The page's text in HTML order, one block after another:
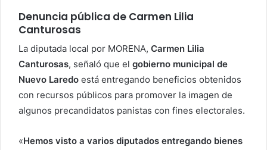
Denuncia pública de Carmen Lilia
Canturosas
La diputada local por MORENA, Carmen Lilia
Canturosas, señaló que el gobierno municipal de
Nuevo Laredo está entregando beneficios obtenidos
con recursos públicos para promover la imagen de
algunos precandidatos panistas con fines electorales.
«Hemos visto a varios diputados entregando bienes